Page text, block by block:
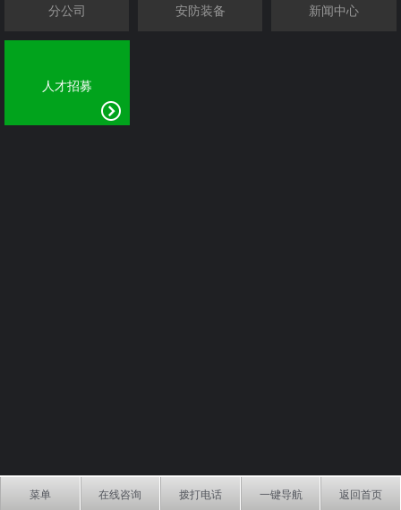
分公司 安防装备 新闻中心
人才招募
菜单 在线咨询 拨打电话 一键导航 返回首页